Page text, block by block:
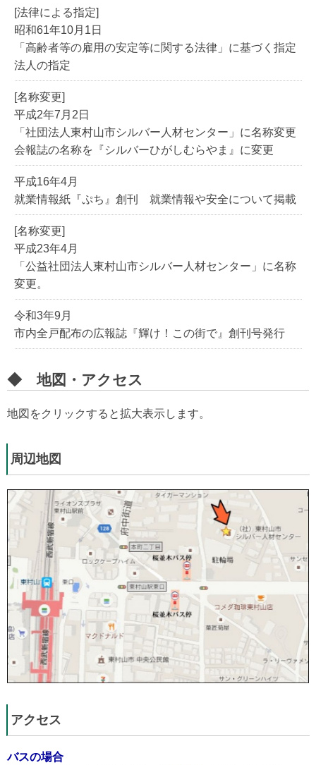
[法律による指定]
昭和61年10月1日
「高齢者等の雇用の安定等に関する法律」に基づく指定
法人の指定
[名称変更]
平成2年7月2日
「社団法人東村山市シルバー人材センター」に名称変更
会報誌の名称を『シルバーひがしむらやま』に変更
平成16年4月
就業情報紙『ぷち』創刊 就業情報や安全について掲載
[名称変更]
平成23年4月
「公益社団法人東村山市シルバー人材センター」に名称
変更。
令和3年9月
市内全戸配布の広報誌『輝け！この街で』創刊号発行
◆ 地図・アクセス
地図をクリックすると拡大表示します。
周辺地図
アクセス
バスの場合